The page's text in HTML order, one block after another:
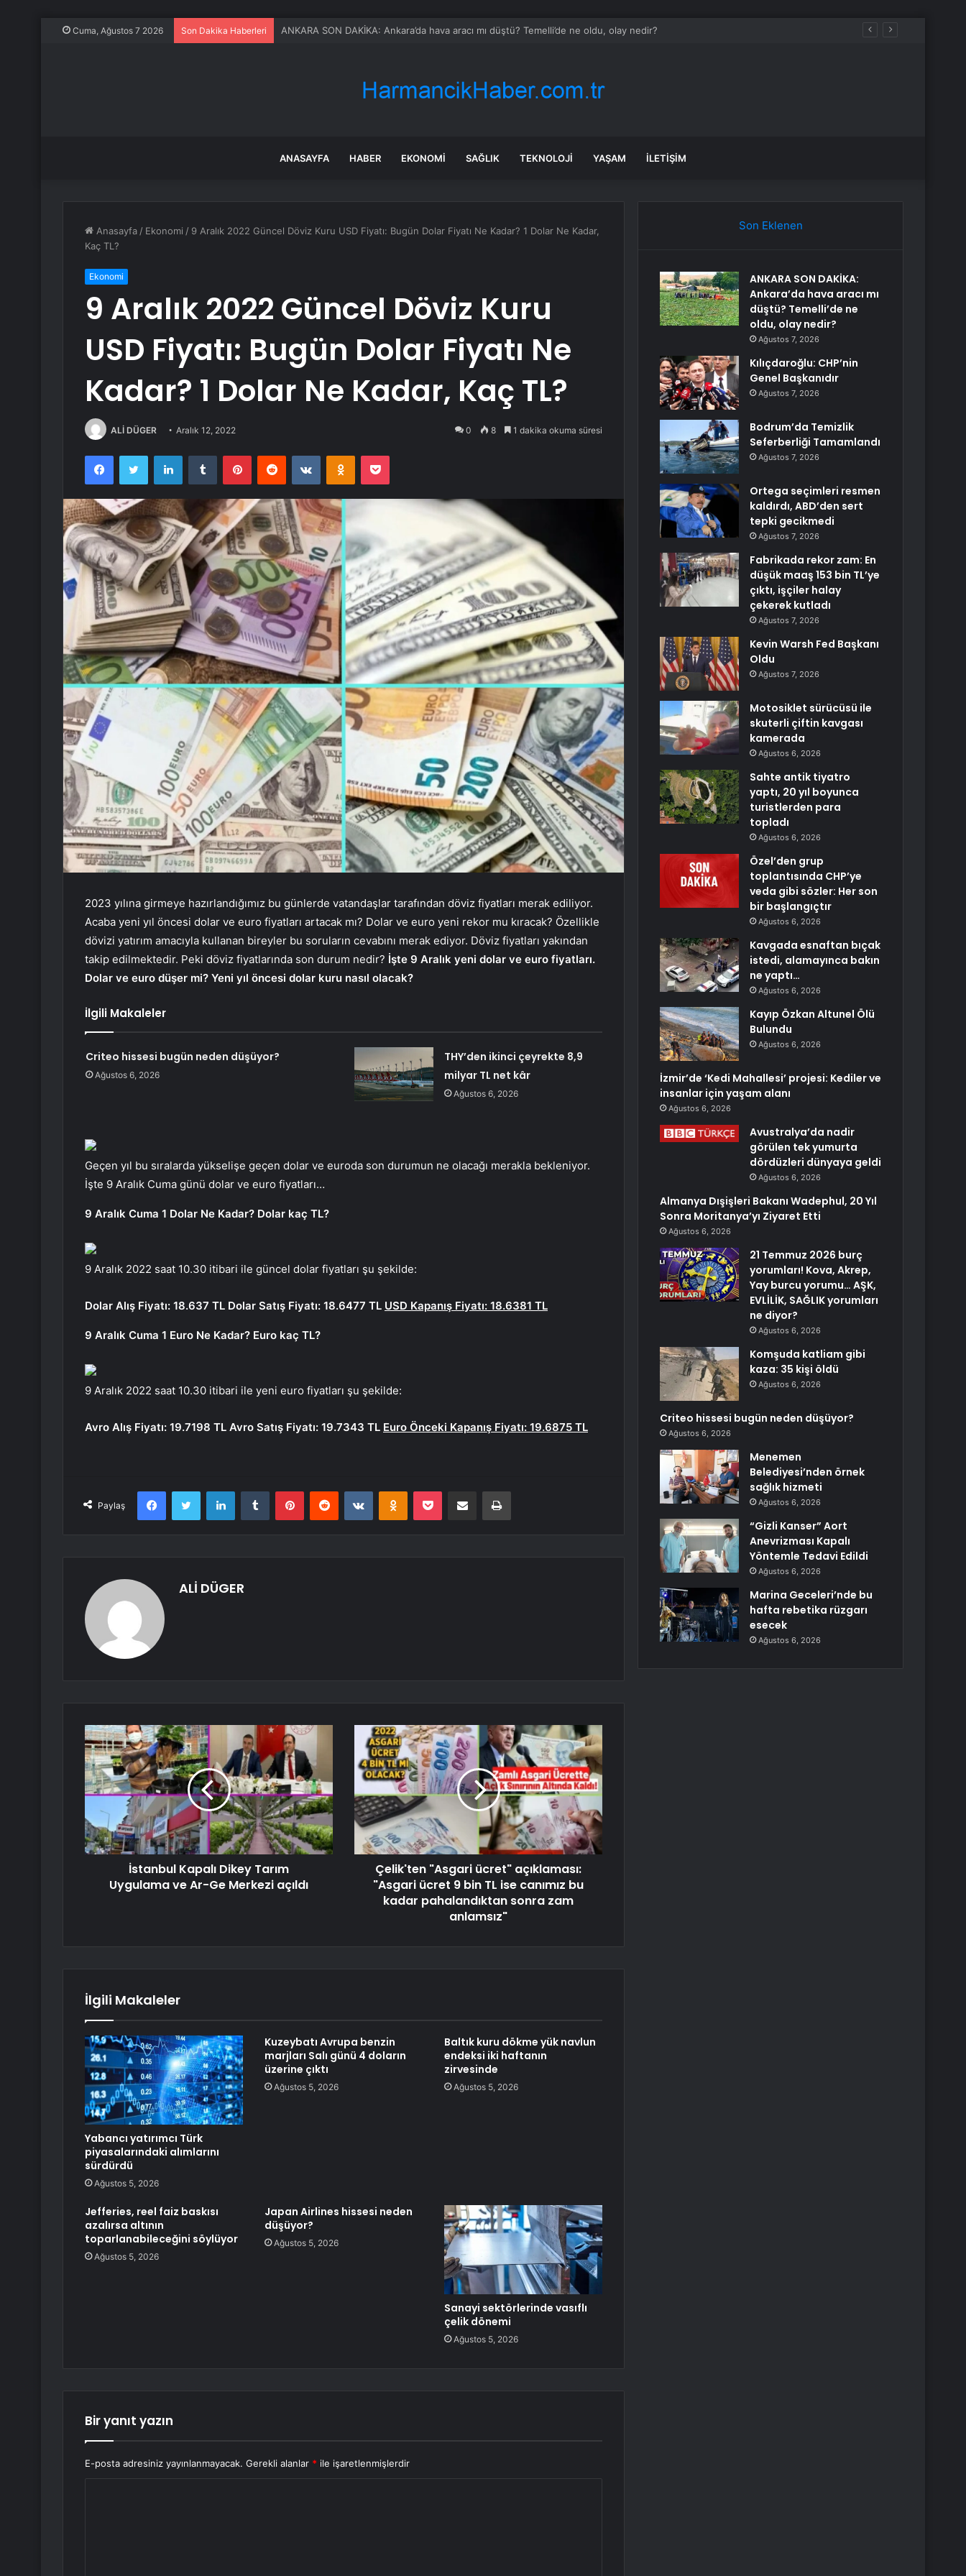
Cuma, Ağustos 7 2026 Son Dakika Haberleri Kılıçdaroğlu: CHP’nin Genel Başkanıdır
ANASAYFA HABER EKONOMI SAĞLIK TEKNOLOJI YAŞAM İLETIŞIM
Anasayfa / Ekonomi / 9 Aralık 2022 Güncel Döviz Kuru USD Fiyatı: Bugün Dolar Fiyatı Ne Kadar? 1 Dolar Ne Kadar,
Kaç TL?
Ekonomi
9 Aralık 2022 Güncel Döviz Kuru
USD Fiyatı: Bugün Dolar Fiyatı Ne
Kadar? 1 Dolar Ne Kadar, Kaç TL?
ALİ DÜGER Aralık 12, 2022 0 8 1 dakika okuma süresi
FacebookTwitter LinkedInTumblr PinterestReddit VKontakteOdnoklassniki
Pocket
2023 yılına girmeye hazırlandığımız bu günlerde vatandaşlar tarafından döviz fiyatları merak ediliyor.
Acaba yeni yıl öncesi dolar ve euro fiyatları artacak mı? Dolar ve euro yeni rekor mu kıracak? Özellikle
dövizi yatırım amacıyla kullanan bireyler bu soruların cevabını merak ediyor. Döviz fiyatları yakından
takip edilmektedir. Peki döviz fiyatlarında son durum nedir? İşte 9 Aralık yeni dolar ve euro fiyatları.
Dolar ve euro düşer mi? Yeni yıl öncesi dolar kuru nasıl olacak?
İlgili Makaleler
Criteo hissesi bugün neden düşüyor?
Ağustos 6, 2026
THY’den ikinci çeyrekte 8,9
milyar TL net kâr
Ağustos 6, 2026
Geçen yıl bu sıralarda yükselişe geçen dolar ve euroda son durumun ne olacağı merakla bekleniyor.
İşte 9 Aralık Cuma günü dolar ve euro fiyatları…
9 Aralık Cuma 1 Dolar Ne Kadar? Dolar kaç TL?
9 Aralık 2022 saat 10.30 itibari ile güncel dolar fiyatları şu şekilde:
Dolar Alış Fiyatı: 18.637 TL Dolar Satış Fiyatı: 18.6477 TL USD Kapanış Fiyatı: 18.6381 TL
9 Aralık Cuma 1 Euro Ne Kadar? Euro kaç TL?
9 Aralık 2022 saat 10.30 itibari ile yeni euro fiyatları şu şekilde:
Avro Alış Fiyatı: 19.7198 TL Avro Satış Fiyatı: 19.7343 TL Euro Önceki Kapanış Fiyatı: 19.6875 TL
Paylaş
FacebookTwitter LinkedInTumblr PinterestReddit VKontakteOdnoklassniki
Pocket E-Posta ile paylaş Yazdır
ALİ DÜGER
İstanbul Kapalı Dikey Tarım
Uygulama ve Ar-Ge Merkezi açıldı
Çelik'ten "Asgari ücret" açıklaması:
"Asgari ücret 9 bin TL ise canımız bu
kadar pahalandıktan sonra zam
anlamsız"
İlgili Makaleler
Yabancı yatırımcı Türk
piyasalarındaki alımlarını
sürdürdü
Ağustos 5, 2026
Kuzeybatı Avrupa benzin
marjları Salı günü 4 doların
üzerine çıktı
Ağustos 5, 2026
Baltık kuru dökme yük navlun
endeksi iki haftanın
zirvesinde
Ağustos 5, 2026
Jefferies, reel faiz baskısı
azalırsa altının
toparlanabileceğini söylüyor
Ağustos 5, 2026
Japan Airlines hissesi neden
düşüyor?
Ağustos 5, 2026
Sanayi sektörlerinde vasıflı
çelik dönemi
Ağustos 5, 2026
Bir yanıt yazın
E-posta adresiniz yayınlanmayacak. Gerekli alanlar * ile işaretlenmişlerdir
Son Eklenen
ANKARA SON DAKİKA:
Ankara’da hava aracı mı
düştü? Temelli’de ne
oldu, olay nedir?
Ağustos 7, 2026
Kılıçdaroğlu: CHP’nin
Genel Başkanıdır
Ağustos 7, 2026
Bodrum’da Temizlik
Seferberliği Tamamlandı
Ağustos 7, 2026
Ortega seçimleri resmen
kaldırdı, ABD’den sert
tepki gecikmedi
Ağustos 7, 2026
Fabrikada rekor zam: En
düşük maaş 153 bin TL’ye
çıktı, işçiler halay
çekerek kutladı
Ağustos 7, 2026
Kevin Warsh Fed Başkanı
Oldu
Ağustos 7, 2026
Motosiklet sürücüsü ile
skuterli çiftin kavgası
kamerada
Ağustos 6, 2026
Sahte antik tiyatro
yaptı, 20 yıl boyunca
turistlerden para
topladı
Ağustos 6, 2026
Özel’den grup
toplantısında CHP’ye
veda gibi sözler: Her son
bir başlangıçtır
Ağustos 6, 2026
Kavgada esnaftan bıçak
istedi, alamayınca bakın
ne yaptı…
Ağustos 6, 2026
Kayıp Özkan Altunel Ölü
Bulundu
Ağustos 6, 2026
İzmir’de ‘Kedi Mahallesi’ projesi: Kediler ve
insanlar için yaşam alanı
Ağustos 6, 2026
Avustralya’da nadir
görülen tek yumurta
dördüzleri dünyaya geldi
Ağustos 6, 2026
Almanya Dışişleri Bakanı Wadephul, 20 Yıl
Sonra Moritanya’yı Ziyaret Etti
Ağustos 6, 2026
21 Temmuz 2026 burç
yorumları! Kova, Akrep,
Yay burcu yorumu… AŞK,
EVLİLİK, SAĞLIK yorumları
ne diyor?
Ağustos 6, 2026
Komşuda katliam gibi
kaza: 35 kişi öldü
Ağustos 6, 2026
Criteo hissesi bugün neden düşüyor?
Ağustos 6, 2026
Menemen
Belediyesi’nden örnek
sağlık hizmeti
Ağustos 6, 2026
“Gizli Kanser” Aort
Anevrizması Kapalı
Yöntemle Tedavi Edildi
Ağustos 6, 2026
Marina Geceleri’nde bu
hafta rebetika rüzgarı
esecek
Ağustos 6, 2026